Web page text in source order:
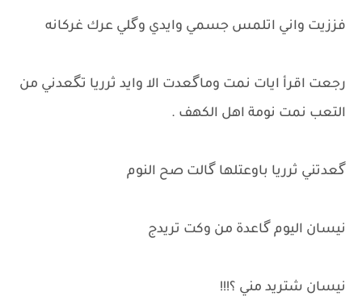
فززيت واني اتلمس جسمي وايدي وگلي عرك غركانه
رجعت اقرأ ايات نمت وماگعدت الا وايد ثرريا تگعدني من
التعب نمت نومة اهل الكهف .
گعدتني ثرريا باوعتلها گالت صح النوم
نيسان اليوم گاعدة من وكت تريدج
نيسان شتريد مني ؟!!!